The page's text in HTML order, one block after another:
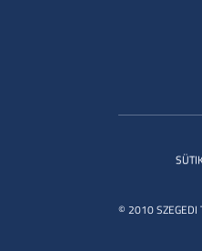
© 2010 SZEGEDI